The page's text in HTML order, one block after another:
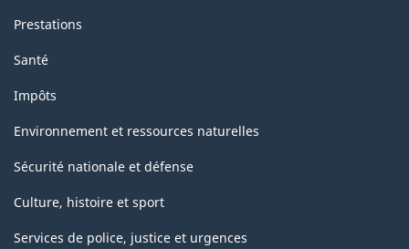
Prestations
Santé
Impôts
Environnement et ressources naturelles
Sécurité nationale et défense
Culture, histoire et sport
Services de police, justice et urgences